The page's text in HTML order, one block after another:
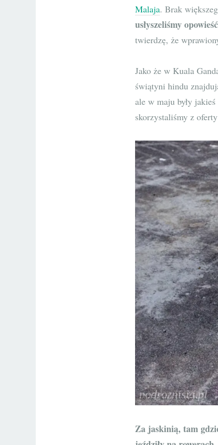
Malaja. Brak
usłyszeliśmy
twierdzę, że
Jako że w Kuala
świątyni hindu
ale w maju były
skorzystaliśmy z
Za jaskinią, tam